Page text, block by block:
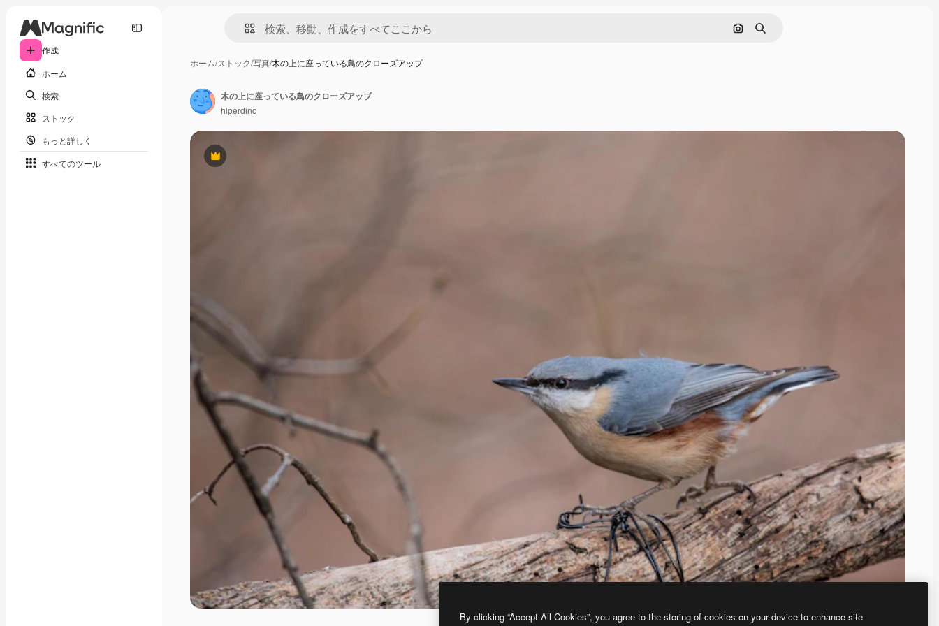
作成
ホーム
検索
ストック
もっと詳しく
すべてのツール
画像で検索
検索
ホーム/ストック/写真/木の上に座っている鳥のクローズアップ
Premium
木の上に座っている鳥のクローズアップ
hiperdino
By clicking “Accept All Cookies”, you agree to the storing of cookies on your device to enhance site